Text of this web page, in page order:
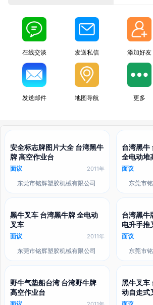
在线交谈 发送私信 添加好友
发送邮件 地图导航 更多
安全标志牌图片大全 台湾黑牛
牌 高空作业台
面议 2011年
东莞市铭辉塑胶机械有限公司
黑牛叉车 台湾黑牛牌 全电动
叉车
面议 2011年
东莞市铭辉塑胶机械有限公司
野牛气垫船台湾 台湾野牛牌
高空作业台
台湾黑牛
全电动堆
面议
东莞市
台湾黑牛
电升手推
面议
东莞市
黑牛叉车
动自走式